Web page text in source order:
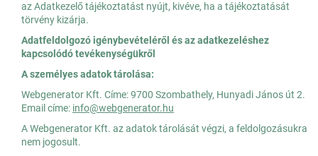
az Adatkezelő tájékoztatást nyújt, kivéve, ha a tájékoztatását
törvény kizárja.
Adatfeldolgozó igénybevételéről és az adatkezeléshez
kapcsolódó tevékenységükről
A személyes adatok tárolása:
Webgenerator Kft. Címe: 9700 Szombathely, Hunyadi János út 2.
Email címe: info@webgenerator.hu
A Webgenerator Kft. az adatok tárolását végzi, a feldolgozásukra
nem jogosult.